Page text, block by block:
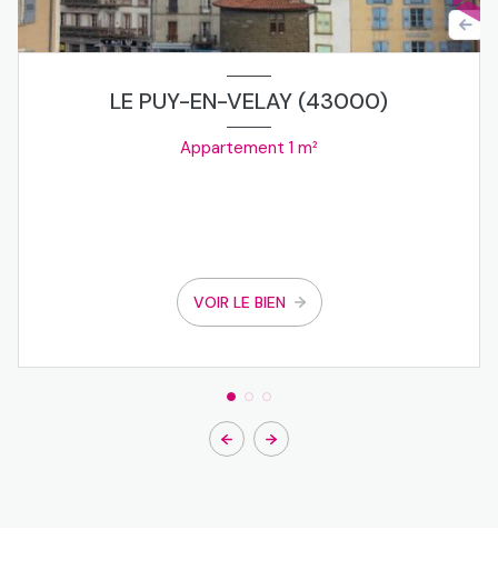
LE PUY-EN-VELAY (43000)
Appartement 1 m²
VOIR LE BIEN